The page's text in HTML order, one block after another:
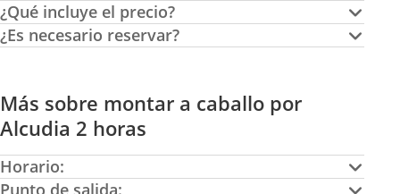
¿Qué incluye el precio?
¿Es necesario reservar?
Más sobre montar a caballo por
Alcudia 2 horas
Horario:
Punto de salida: